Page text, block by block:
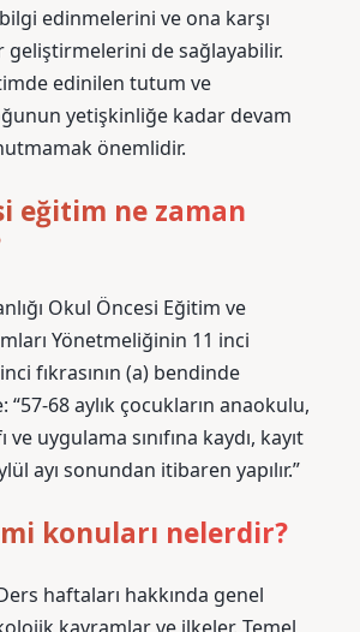
edinmelerini ve ona karşı
de sağlayabilir.
edinilen tutum ve
yetişkinliğe kadar devam
önemlidir.
eğitim ne zaman
Okul Öncesi Eğitim ve
Yönetmeliğinin 11 inci
fıkrasının (a) bendinde
68 aylık çocukların anaokulu,
ve uygulama sınıfına kaydı, kayıt
ayı sonundan itibaren yapılır.”
konuları nelerdir?
haftaları hakkında genel